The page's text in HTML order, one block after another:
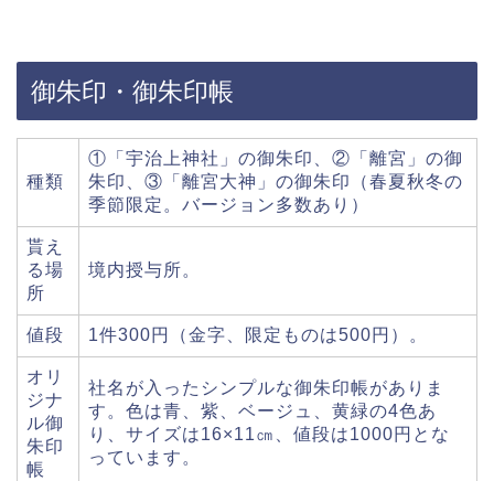
御朱印・御朱印帳
種類
①「宇治上神社」の御朱印、②「離宮」の御
朱印、③「離宮大神」の御朱印（春夏秋冬の
季節限定。バージョン多数あり）
貰え
る場
所
境内授与所。
値段 1件300円（金字、限定ものは500円）。
オリ
ジナ
ル御
朱印
帳
社名が入ったシンプルな御朱印帳がありま
す。色は青、紫、ベージュ、黄緑の4色あ
り、サイズは16×11㎝、値段は1000円とな
っています。